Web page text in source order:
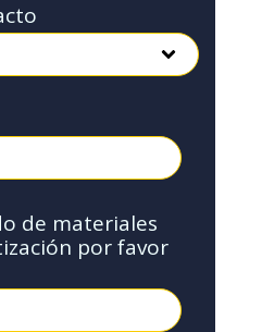
de materiales
por favor